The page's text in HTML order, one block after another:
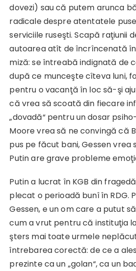
dovezi) sau că putem arunca
radicale despre atentatele
serviciile ruseşti. Scapă raţiunii
autoarea atît de încrîncenată
miză: se întreabă indignată de
după ce munceşte cîteva luni,
pentru o vacanţă în loc să-şi
că vrea să scoată din fiecare
„dovadă“ pentru un dosar
Moore vrea să ne convingă că
pus pe făcut bani, Gessen vrea
Putin are grave probleme
Putin a lucrat în KGB din
plecat o perioadă bunî în RDG.
Gessen, e un om care a putut
cum a vrut pentru că instituţia
şters mai toate urmele
întrebarea corectă: de ce a
prezinte ca un „golan“, ca un